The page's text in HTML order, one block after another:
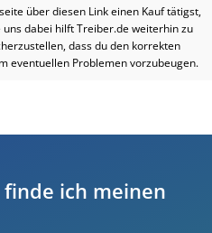
über diesen Link einen Kauf tätigst,
dabei hilft Treiber.de weiterhin zu
dass du den korrekten
eventuellen Problemen vorzubeugen.
ich meinen